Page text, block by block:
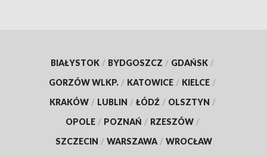
BIAŁYSTOK / BYDGOSZCZ / GDAŃSK /
GORZÓW WLKP. / KATOWICE / KIELCE /
KRAKÓW / LUBLIN / ŁÓDŹ / OLSZTYN /
OPOLE / POZNAŃ / RZESZÓW /
SZCZECIN / WARSZAWA / WROCŁAW